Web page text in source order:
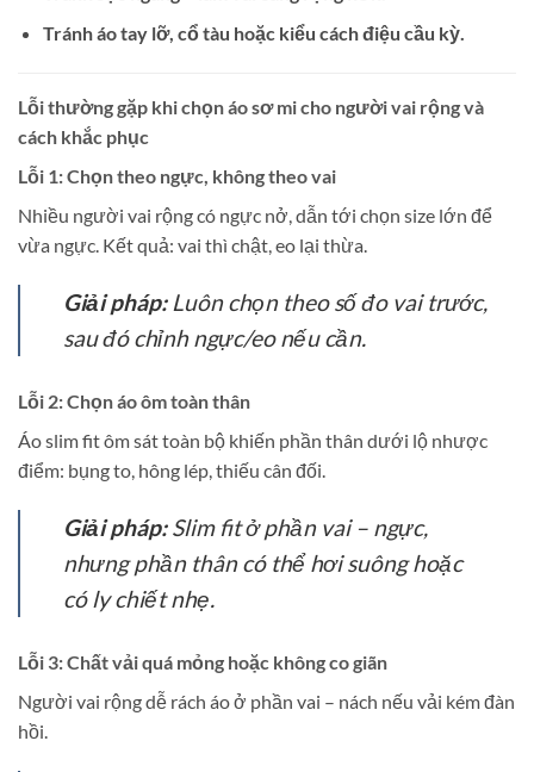
Tránh áo tay lỡ, cổ tàu hoặc kiểu cách điệu cầu kỳ.
Lỗi thường gặp khi chọn áo sơ mi cho người vai rộng và
cách khắc phục
Lỗi 1: Chọn theo ngực, không theo vai
Nhiều người vai rộng có ngực nở, dẫn tới chọn size lớn để
vừa ngực. Kết quả: vai thì chật, eo lại thừa.
Giải pháp:Luôn chọn theo số đo vai trước,
sau đó chỉnh ngực/eo nếu cần.
Lỗi 2: Chọn áo ôm toàn thân
Áo slim fit ôm sát toàn bộ khiến phần thân dưới lộ nhược
điểm: bụng to, hông lép, thiếu cân đối.
Giải pháp:Slim fit ở phần vai – ngực,
nhưng phần thân có thể hơi suông hoặc
có ly chiết nhẹ.
Lỗi 3: Chất vải quá mỏng hoặc không co giãn
Người vai rộng dễ rách áo ở phần vai – nách nếu vải kém đàn
hồi.